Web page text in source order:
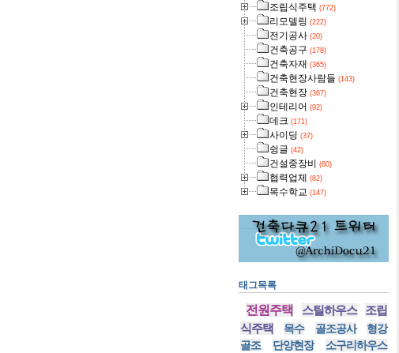
조립식주택 (772)
리모델링 (222)
전기공사 (20)
건축공구 (178)
건축자재 (365)
건축현장사람들 (143)
건축현장 (367)
인테리어 (92)
데크 (171)
사이딩 (37)
슁글 (42)
건설중장비 (60)
협력업체 (82)
목수학교 (147)
태그목록
전원주택 스틸하우스
조립
식주택
목수 골조공사
형강
골조
단양현장
소구리하우스